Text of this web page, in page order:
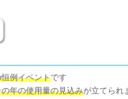
例イベントです
の年の使用量の見込みが立てられ